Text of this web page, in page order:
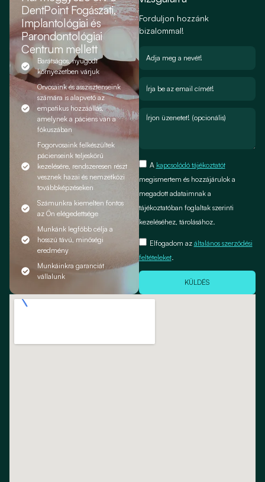
DentPoint Fogászati,
Implantológiai és
Parondontológiai
Centrum mellett
Barátságos, nyugodt
környezetben várjuk
Orvosaink és asszisztenseink
számára is alapvető az
empatikus hozzáállás,
amelynek a páciens van a
fókuszában
Fogorvosaink felkészültek
pácienseink teljeskörű
kezelésére, rendszeresen részt
vesznek hazai és nemzetközi
továbbképzéseken
Számunkra kiemelten fontos
az Ön elégedettsége
Munkánk legfőbb célja a
hosszú távú, minőségi
eredmény
Munkáinkra garanciát
vállalunk
Forduljon hozzánk
bizalommal!
A kapcsolódó tájékoztatót
megismertem és hozzájárulok a
megadott adataimnak a
tájékoztatóban foglaltak szerinti
kezeléséhez, tárolásához.
Elfogadom az általános szerződési
feltételeket.
KÜLDÉS